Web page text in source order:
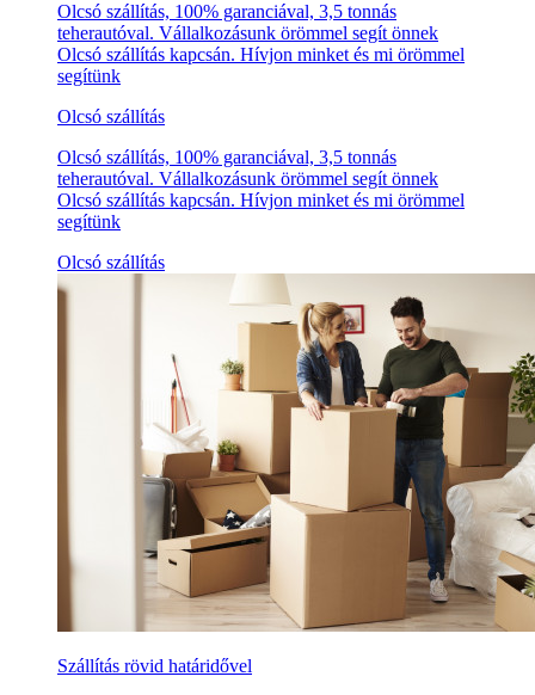
Olcsó szállítás, 100% garanciával, 3,5 tonnás
teherautóval. Vállalkozásunk örömmel segít önnek
Olcsó szállítás kapcsán. Hívjon minket és mi örömmel
segítünk
Olcsó szállítás
Olcsó szállítás, 100% garanciával, 3,5 tonnás
teherautóval. Vállalkozásunk örömmel segít önnek
Olcsó szállítás kapcsán. Hívjon minket és mi örömmel
segítünk
Olcsó szállítás
Szállítás rövid határidővel